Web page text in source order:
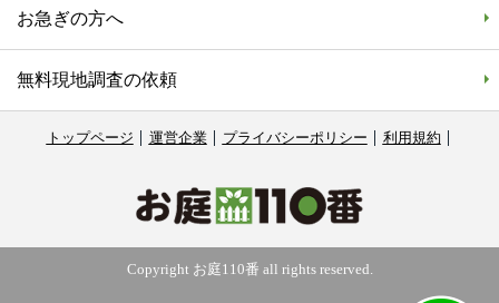
お急ぎの方へ
無料現地調査の依頼
トップページ 運営企業 プライバシーポリシー 利用規約
Copyright お庭110番 all rights reserved.